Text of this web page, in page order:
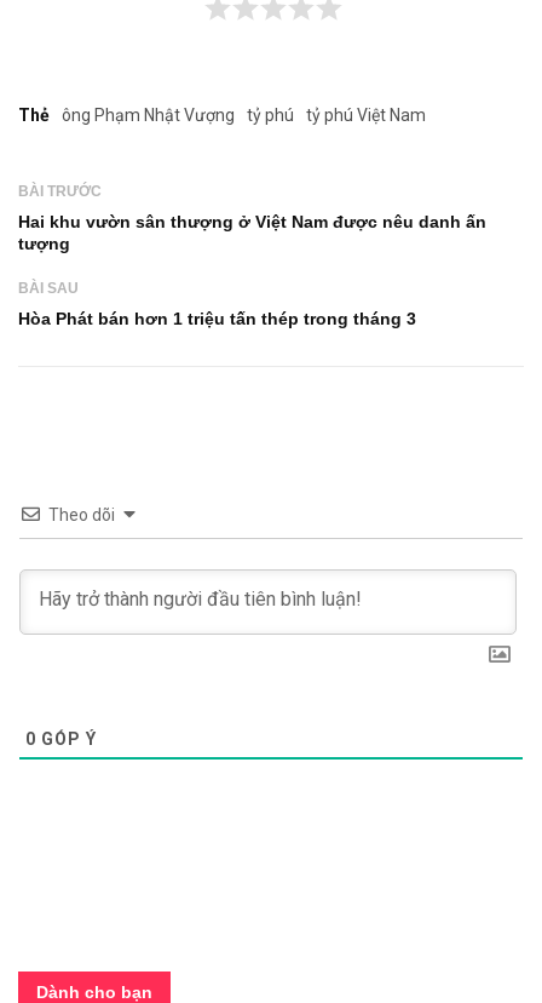
Thẻ ông Phạm Nhật Vượng tỷ phú tỷ phú Việt Nam
BÀI TRƯỚC
Hai khu vườn sân thượng ở Việt Nam được nêu danh ấn
tượng
BÀI SAU
Hòa Phát bán hơn 1 triệu tấn thép trong tháng 3
Theo dõi
0 GÓP Ý
Dành cho bạn